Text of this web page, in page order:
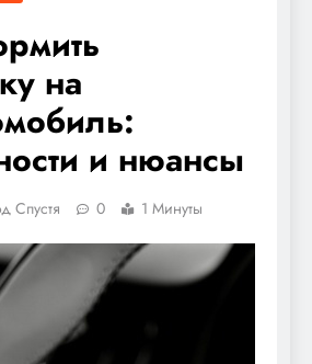
на
и нюансы
Спустя 0 1 Минуты